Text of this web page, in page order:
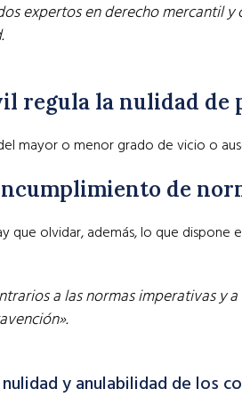
expertos en derecho mercantil
regula la nulidad
mayor o menor grado de vicio o
de
que olvidar, además, lo que dispone
a las normas imperativas y
y anulabilidad de los